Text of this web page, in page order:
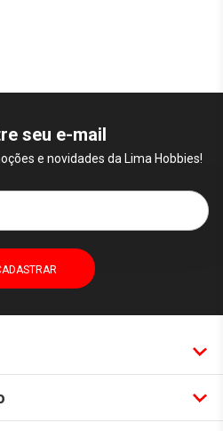
seu e-mail
e novidades da Lima Hobbies!